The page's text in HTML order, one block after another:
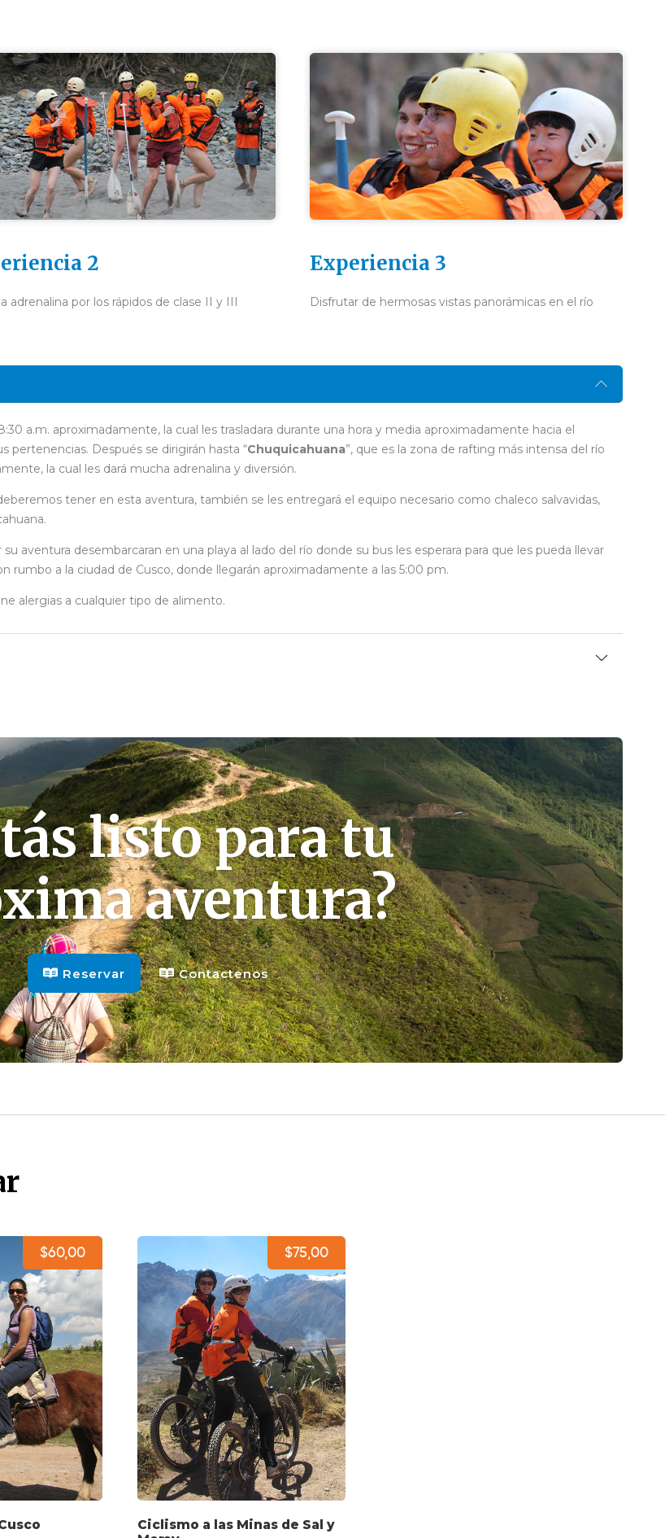
2
adrenalina por los rápidos de clase II y III
Experiencia 3
Disfrutar de hermosas vistas panorámicas en el río
a.m. aproximadamente, la cual les trasladara durante una hora y media aproximadamente hacia el
pertenencias. Después se dirigirán hasta “Chuquicahuana”, que es la zona de rafting más intensa del río
la cual les dará mucha adrenalina y diversión.
tener en esta aventura, también se les entregará el equipo necesario como chaleco salvavidas,
aventura desembarcaran en una playa al lado del río donde su bus les esperara para que les pueda llevar
rumbo a la ciudad de Cusco, donde llegarán aproximadamente a las 5:00 pm.
alergias a cualquier tipo de alimento.
listo para tu
aventura?
Reservar Contactenos
$60,00 $75,00
Ciclismo a las Minas de Sal y